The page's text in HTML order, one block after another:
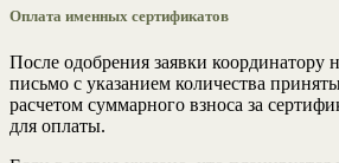
Оплата именных сертификатов
После одобрения заявки координатору
письмо с указанием количества
расчетом суммарного взноса за
для оплаты.